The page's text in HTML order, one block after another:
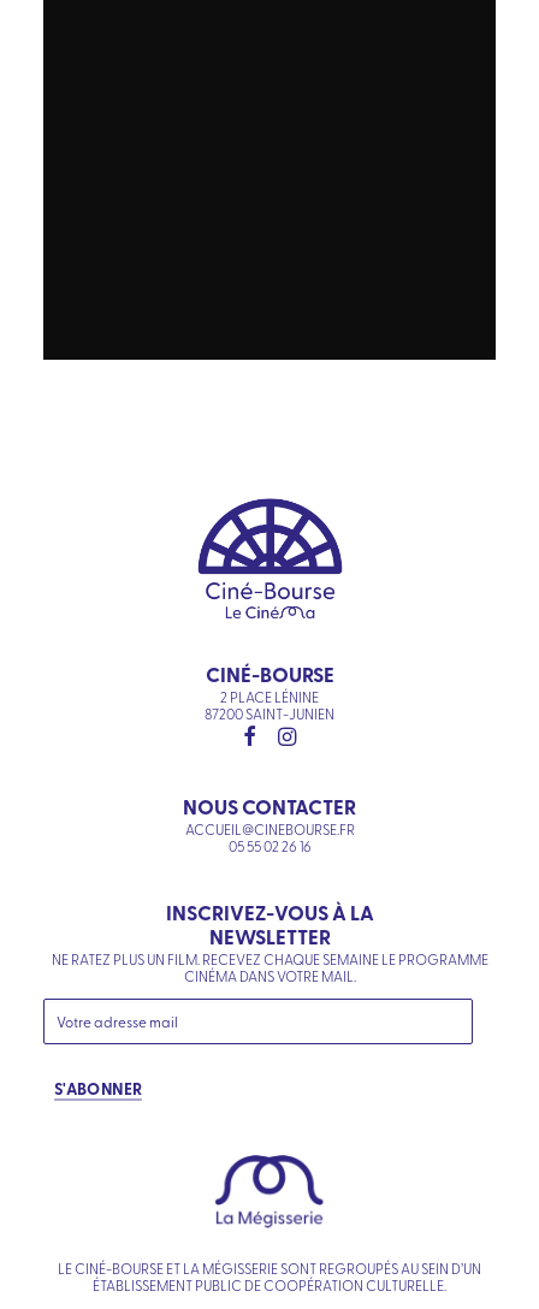
CINÉ-BOURSE
2 PLACE LÉNINE
87200 SAINT-JUNIEN
NOUS CONTACTER
ACCUEIL@CINEBOURSE.FR
05 55 02 26 16
INSCRIVEZ-VOUS À LA
NEWSLETTER
NE RATEZ PLUS UN FILM. RECEVEZ CHAQUE SEMAINE LE PROGRAMME
CINÉMA DANS VOTRE MAIL.
S'ABONNER
LE CINÉ-BOURSE ET LA MÉGISSERIE SONT REGROUPÉS AU SEIN D’UN
ÉTABLISSEMENT PUBLIC DE COOPÉRATION CULTURELLE.